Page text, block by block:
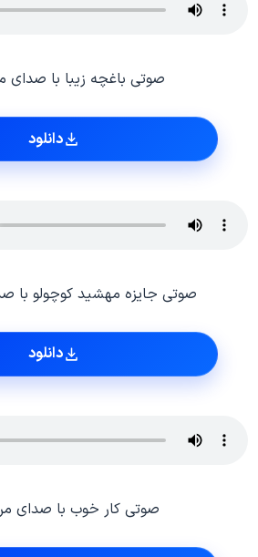
صوتی باغچه زیبا با صدای
دانلود
صوتی جایزه مهشید کوچولو با
دانلود
صوتی کار خوب با صدای